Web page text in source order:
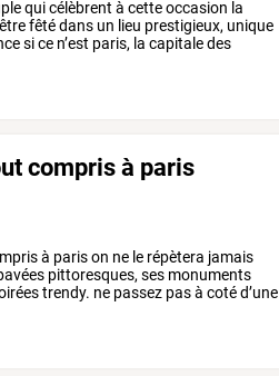
quicélèbrent à cetteoccasion la
fêtédans un lieu prestigieux, unique
sice n’est paris, la capitaledes
compris à paris
à parison ne le répètera jamais
pittoresques, ses monuments
trendy. ne passez pasà cotéd’une